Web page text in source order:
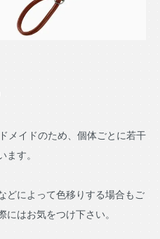
メイドのため、個体ごとに若干
す。
どによって色移りする場合もご
はお気をつけ下さい。